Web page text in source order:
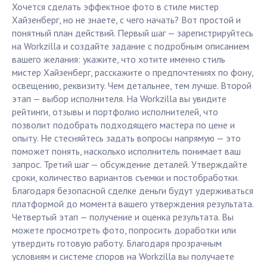
Хочется сделать эффектное фото в стиле мистер
Хайзенберг, но не знаете, с чего начать? Вот простой и
понятный план действий. Первый шаг — зарегистрируйтесь
на Workzilla и создайте задание с подробным описанием
вашего желания: укажите, что хотите именно стиль
мистер Хайзенберг, расскажите о предпочтениях по фону,
освещению, реквизиту. Чем детальнее, тем лучше. Второй
этап — выбор исполнителя. На Workzilla вы увидите
рейтинги, отзывы и портфолио исполнителей, что
позволит подобрать подходящего мастера по цене и
опыту. Не стесняйтесь задать вопросы напрямую — это
поможет понять, насколько исполнитель понимает ваш
запрос. Третий шаг — обсуждение деталей. Утверждайте
сроки, количество вариантов съемки и постобработки.
Благодаря безопасной сделке деньги будут удерживаться
платформой до момента вашего утверждения результата.
Четвертый этап — получение и оценка результата. Вы
можете просмотреть фото, попросить доработки или
утвердить готовую работу. Благодаря прозрачным
условиям и системе споров на Workzilla вы получаете